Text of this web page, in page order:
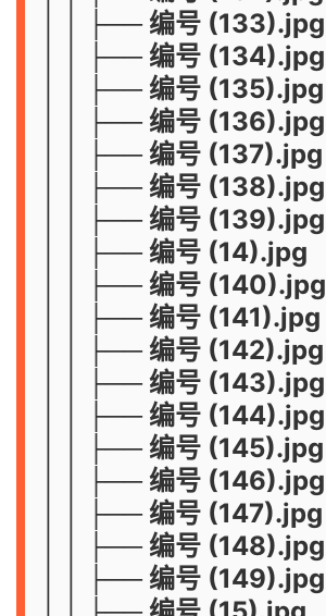
│ │ ├── 编号 (133).jpg
│ │ ├── 编号 (134).jpg
│ │ ├── 编号 (135).jpg
│ │ ├── 编号 (136).jpg
│ │ ├── 编号 (137).jpg
│ │ ├── 编号 (138).jpg
│ │ ├── 编号 (139).jpg
│ │ ├── 编号 (14).jpg
│ │ ├── 编号 (140).jpg
│ │ ├── 编号 (141).jpg
│ │ ├── 编号 (142).jpg
│ │ ├── 编号 (143).jpg
│ │ ├── 编号 (144).jpg
│ │ ├── 编号 (145).jpg
│ │ ├── 编号 (146).jpg
│ │ ├── 编号 (147).jpg
│ │ ├── 编号 (148).jpg
│ │ ├── 编号 (149).jpg